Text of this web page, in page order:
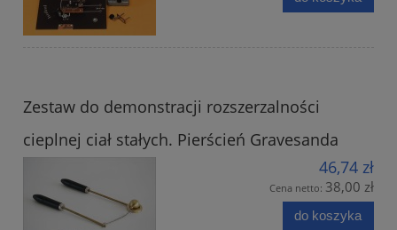
Zestaw do demonstracji rozszerzalności
cieplnej ciał stałych. Pierścień Gravesanda
46,74 zł
Cena netto: 38,00 zł
do koszyka